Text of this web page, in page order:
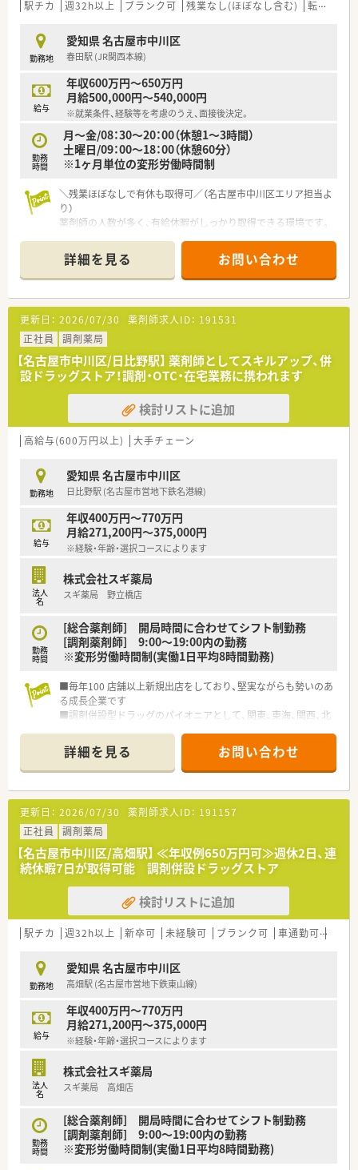
駅チカ 週32h以上 ブランク可 残業なし(ほぼなし含む) 転勤なし
勤務地
愛知県 名古屋市中川区
春田駅 (JR関西本線)
給与
年収600万円～650万円
月給500,000円～540,000円
※就業条件、経験等を考慮のうえ、面接後決定。
勤務
時間
月～金/08：30～20：00（休憩1～3時間）
土曜日/09：00～18：00（休憩60分）
※1ヶ月単位の変形労働時間制
＼残業ほぼなしで有休も取得可／（名古屋市中川区エリア担当よ
り）
薬剤師の人数が多く、有給休暇がしっかり取得できる環境です。
い方に最適な職場ですよ。
【店舗情報と応需状況について】
■最寄り駅の春田駅から徒歩5分ほどの場所に位置しており、毎
日の通勤が非常にスムーズでストレスのない立地です。
■医療ビル内にある店舗で、内科や小児科、皮膚科、耳鼻科など
多岐にわたる科目の処方箋を日々応需しています。
■1日あたりの平均処方箋枚数は280枚となっており、多くの患
者様が来局される非常に活気のある店舗です。
【募集背景と求める人物像について】
■今回は体制強化に伴う欠員補充のための募集となっており、即
戦力として活躍していただける方を求めています。
■調剤の実務経験がある方を対象としており、これまでに培った
■周囲のスタッフと円滑に連携を取りながら、丁寧な対応で患者
様に寄り添える方からのご応募をお待ちしています。
【法人特徴について】
■名古屋市や津島市を中心に5店舗を展開しており、地域に密着
した安定感のある経営を続けている調剤薬局です。
■代表は薬剤師資格を持ちませんが、だからこそ現場の目線に立
■全店舗で電子薬歴の機材を統一しているため、他店舗へヘルプ
に行く際にも戸惑うことなくスムーズに対応できます。
詳細を見る お問い合わせ
更新日： 2026/07/30 薬剤師求人ID： 191531
正社員
調剤薬局
【名古屋市中川区/日比野駅】 薬剤師としてスキルアップ、併
設ドラッグストア！調剤・OTC・在宅業務に携われます
検討リストに追加
高給与(600万円以上) 大手チェーン
勤務地
愛知県 名古屋市中川区
日比野駅 (名古屋市営地下鉄名港線)
給与
年収400万円～770万円
月給271,200円～375,000円
※経験・年齢・選択コースによります
法人
名
株式会社スギ薬局
スギ薬局 野立橋店
勤務
時間
[総合薬剤師] 開局時間に合わせてシフト制勤務
[調剤薬剤師] 9:00～19:00内の勤務
※変形労働時間制(実働1日平均8時間勤務)
■毎年100 店舗以上新規出店をしており、堅実ながらも勢いのあ
る成長企業です
■調剤併設型ドラッグのパイオニアとして、関東、東海、関西、北
■研修制度は様々なプランがあり、集合研修だけでなく任意で受
講可能な研修も幅広く用意されています
■店舗で活躍する従業員、社外で活躍する従業員、将来経営幹部
となる従業員など、薬剤師として様々な活躍ができるフィールド
を用意されています
■総合薬剤師・調剤薬剤師（土日休み・19時までの勤務）どちらか
の働き方を選択できます
■調剤併設型だけでなく「医療モール・クリニック併設店舗」「敷
地内薬局」「訪問調剤特化型店舗」など様々な店舗を運営してい
ます
■在宅医療にも積極的取り組んでおり「訪問調剤特化型店舗」を
50店舗以上、無菌調剤室は業界最多の51店舗設置しています
■「プラチナくるみん認定企業」「健康経営優良法人2023（大規模
法人部門）認定」等を取得し一人ひとりが働きやすい環境が整備
■充実した研修制度、人事制度、評価制度、キャリア支援制度等
があるのも特徴です
詳細を見る お問い合わせ
更新日： 2026/07/30 薬剤師求人ID： 191157
正社員
調剤薬局
【名古屋市中川区/高畑駅】 ≪年収例650万円可≫週休2日、連
続休暇7日が取得可能 調剤併設ドラッグストア
検討リストに追加
駅チカ 週32h以上 新卒可 未経験可 ブランク可 車通勤可
勤務地
愛知県 名古屋市中川区
高畑駅 (名古屋市営地下鉄東山線)
給与
年収400万円～770万円
月給271,200円～375,000円
※経験・年齢・選択コースによります
法人
名
株式会社スギ薬局
スギ薬局 高畑店
勤務
時間
[総合薬剤師] 開局時間に合わせてシフト制勤務
[調剤薬剤師] 9:00～19:00内の勤務
※変形労働時間制(実働1日平均8時間勤務)